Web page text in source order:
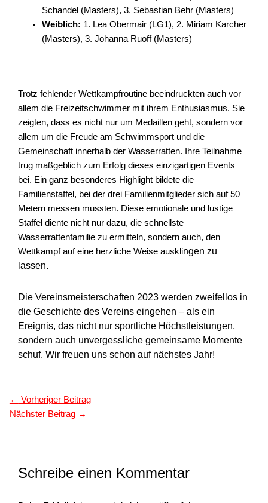
Schandel (Masters), 3. Sebastian Behr (Masters)
Weiblich: 1. Lea Obermair (LG1), 2. Miriam Karcher
(Masters), 3. Johanna Ruoff (Masters)
Trotz fehlender Wettkampfroutine beeindruckten auch vor
allem die Freizeitschwimmer mit ihrem Enthusiasmus. Sie
zeigten, dass es nicht nur um Medaillen geht, sondern vor
allem um die Freude am Schwimmsport und die
Gemeinschaft innerhalb der Wasserratten. Ihre Teilnahme
trug maßgeblich zum Erfolg dieses einzigartigen Events
bei. Ein ganz besonderes Highlight bildete die
Familienstaffel, bei der drei Familienmitglieder sich auf 50
Metern messen mussten. Diese emotionale und lustige
Staffel diente nicht nur dazu, die schnellste
Wasserrattenfamilie zu ermitteln, sondern auch, den
Wettkampf auf eine herzliche Weise ausklingen zu
lassen.
Die Vereinsmeisterschaften 2023 werden zweifellos in
die Geschichte des Vereins eingehen – als ein
Ereignis, das nicht nur sportliche Höchstleistungen,
sondern auch unvergessliche gemeinsame Momente
schuf. Wir freuen uns schon auf nächstes Jahr!
← Vorheriger Beitrag
Nächster Beitrag →
Schreibe einen Kommentar